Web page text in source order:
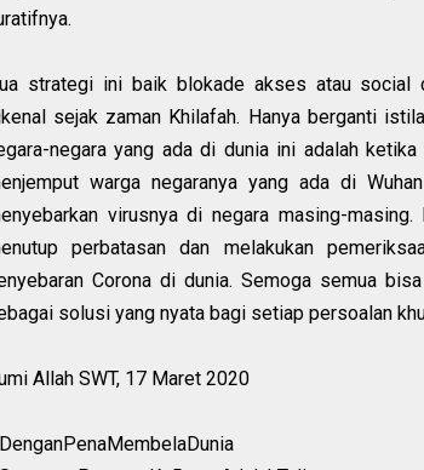
strategi ini baik blokade akses atau social
sejak zaman Khilafah. Hanya berganti
negara yang ada di dunia ini adalah
warga negaranya yang ada di
virusnya di negara masing-
perbatasan dan melakukan
Corona di dunia. Semoga semua
solusi yang nyata bagi setiap persoalan
Allah SWT, 17 Maret 2020